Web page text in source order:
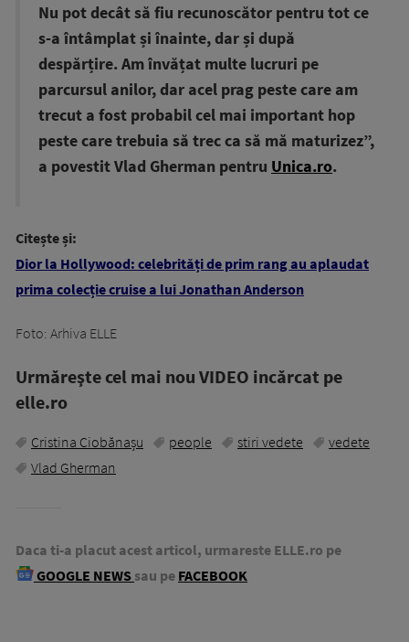
Nu pot decât să fiu recunoscător pentru tot ce
s-a întâmplat și înainte, dar și după
despărțire. Am învățat multe lucruri pe
parcursul anilor, dar acel prag peste care am
trecut a fost probabil cel mai important hop
peste care trebuia să trec ca să mă maturizez”,
a povestit Vlad Gherman pentru Unica.ro.
Citește și:
Dior la Hollywood: celebrități de prim rang au aplaudat
prima colecție cruise a lui Jonathan Anderson
Foto: Arhiva ELLE
Urmăreşte cel mai nou VIDEO incărcat pe
elle.ro
Cristina Ciobănașu people stiri vedete
vedete
Vlad Gherman
Daca ti-a placut acest articol, urmareste ELLE.ro pe
GOOGLE NEWS sau pe FACEBOOK